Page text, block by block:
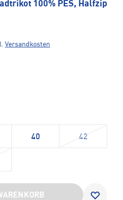
100% PES, Halfzip
Versandkosten
40 42